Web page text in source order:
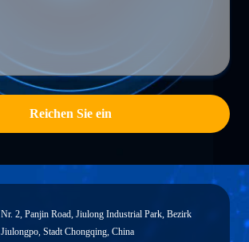
Reichen Sie ein
Nr. 2, Panjin Road, Jiulong Industrial Park, Bezirk
Jiulongpo, Stadt Chongqing, China